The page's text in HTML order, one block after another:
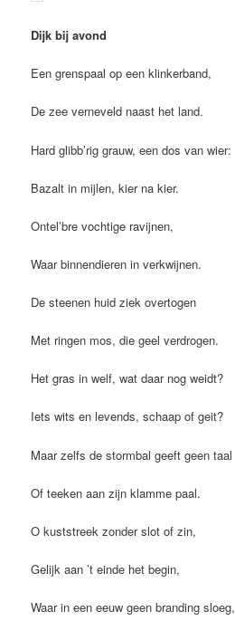
Dijk bij avond
Een grenspaal op een klinkerband,
De zee verneveld naast het land.
Hard glibb’rig grauw, een dos van wier:
Bazalt in mijlen, kier na kier.
Ontel’bre vochtige ravijnen,
Waar binnendieren in verkwijnen.
De steenen huid ziek overtogen
Met ringen mos, die geel verdrogen.
Het gras in welf, wat daar nog weidt?
Iets wits en levends, schaap of geit?
Maar zelfs de stormbal geeft geen taal
Of teeken aan zijn klamme paal.
O kuststreek zonder slot of zin,
Gelijk aan ’t einde het begin,
Waar in een eeuw geen branding sloeg,